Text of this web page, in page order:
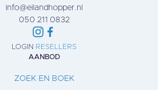
info@eilandhopper.nl
050 211 0832
LOGIN RESELLERS
AANBOD
ZOEK EN BOEK